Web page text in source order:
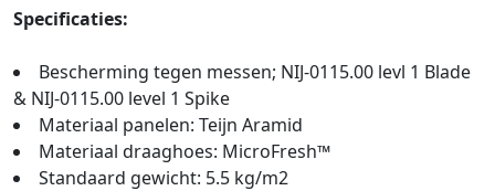
Specificaties:
Bescherming tegen messen; NIJ-0115.00 levl 1 Blade
& NIJ-0115.00 level 1 Spike
Materiaal panelen: Teijn Aramid
Materiaal draaghoes: MicroFresh™
Standaard gewicht: 5.5 kg/m2